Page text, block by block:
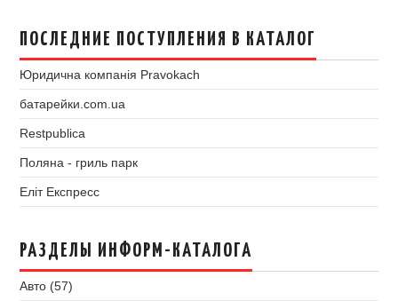
ПОСЛЕДНИЕ ПОСТУПЛЕНИЯ В КАТАЛОГ
Юридична компанія Pravokach
батарейки.com.ua
Restpublica
Поляна - гриль парк
Еліт Експресс
РАЗДЕЛЫ ИНФОРМ-КАТАЛОГА
Авто (57)